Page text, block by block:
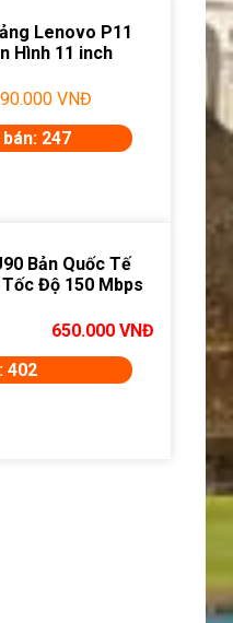
Lenovo P11
Hình 11 inch
VNĐ
247
Bản Quốc Tế
Độ 150 Mbps
650.000 VNĐ
402